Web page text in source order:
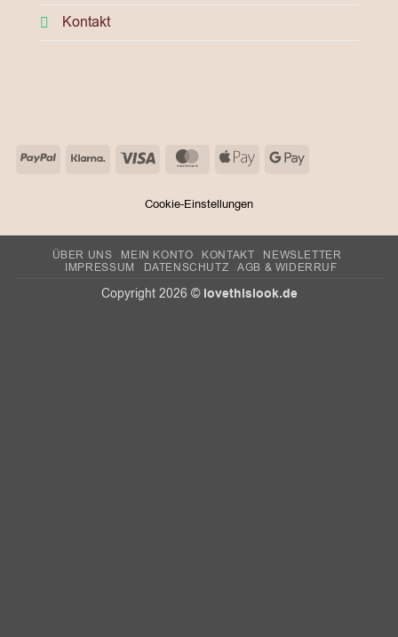
Kontakt
PayPalKlarna Visa MasterCard
Apple
Google
Cookie-Einstellungen
ÜBER UNS MEIN KONTO KONTAKT
NEWSLETTER
IMPRESSUM
DATENSCHUTZ AGB & WIDERRUF
Copyright 2026 © lovethislook.de